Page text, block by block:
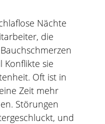
Nächte
die
Konflikte sie
Oft ist in
Zeit mehr
Störungen
und